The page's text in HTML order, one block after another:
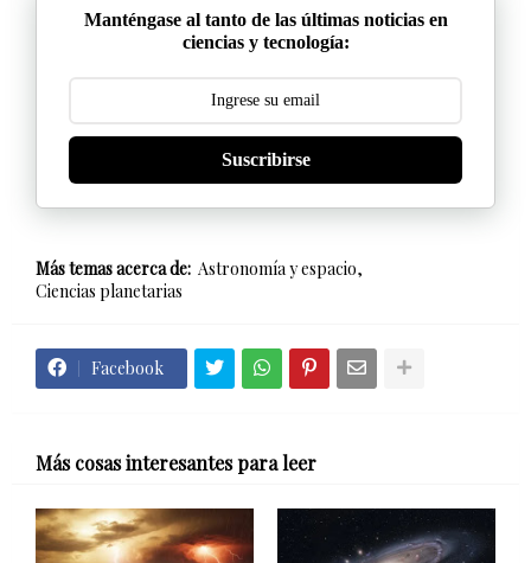
Manténgase al tanto de las últimas noticias en
ciencias y tecnología:
Suscribirse
Más temas acerca de: Astronomía y espacio
Ciencias planetarias
Facebook
Más cosas interesantes para leer